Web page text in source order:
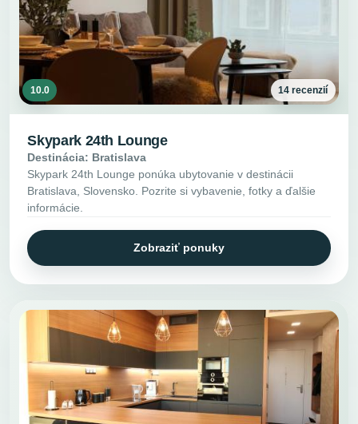
10.0 14 recenzií
Skypark 24th Lounge
Destinácia: Bratislava
Skypark 24th Lounge ponúka ubytovanie v destinácii
Bratislava, Slovensko. Pozrite si vybavenie, fotky a ďalšie
informácie.
Zobraziť ponuky